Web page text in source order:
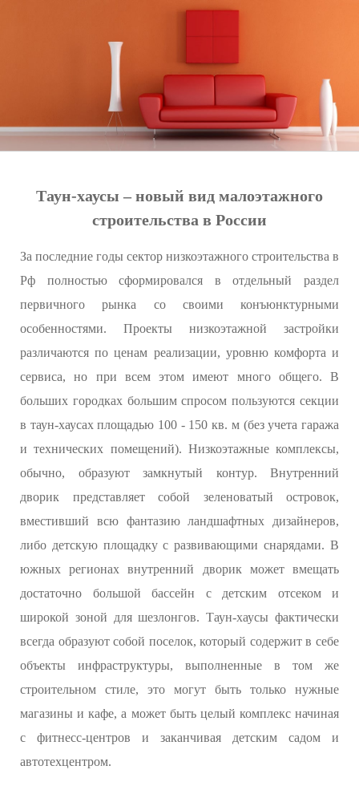
Таун-хаусы – новый вид малоэтажного
строительства в России
За последние годы сектор низкоэтажного строительства в
Рф полностью сформировался в отдельный раздел
первичного рынка со своими конъюнктурными
особенностями. Проекты низкоэтажной застройки
различаются по ценам реализации, уровню комфорта и
сервиса, но при всем этом имеют много общего. В
больших городках большим спросом пользуются секции
в таун-хаусах площадью 100 - 150 кв. м (без учета гаража
и технических помещений). Низкоэтажные комплексы,
обычно, образуют замкнутый контур. Внутренний
дворик представляет собой зеленоватый островок,
вместивший всю фантазию ландшафтных дизайнеров,
либо детскую площадку с развивающими снарядами. В
южных регионах внутренний дворик может вмещать
достаточно большой бассейн с детским отсеком и
широкой зоной для шезлонгов. Таун-хаусы фактически
всегда образуют собой поселок, который содержит в себе
объекты инфраструктуры, выполненные в том же
строительном стиле, это могут быть только нужные
магазины и кафе, а может быть целый комплекс начиная
с фитнесс-центров и заканчивая детским садом и
автотехцентром.